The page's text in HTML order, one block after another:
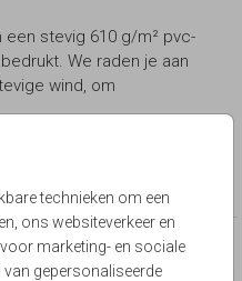
technieken om een
ons websiteverkeer en
marketing- en sociale
van gepersonaliseerde
een stevig 610 g/m² pvc-
We raden je aan
wind, om
ook iets voor je